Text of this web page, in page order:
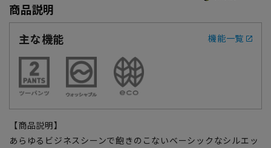
商品説明
主な機能
機能一覧
【商品説明】
あらゆるビジネスシーンで飽きのこないベーシックなシルエッ